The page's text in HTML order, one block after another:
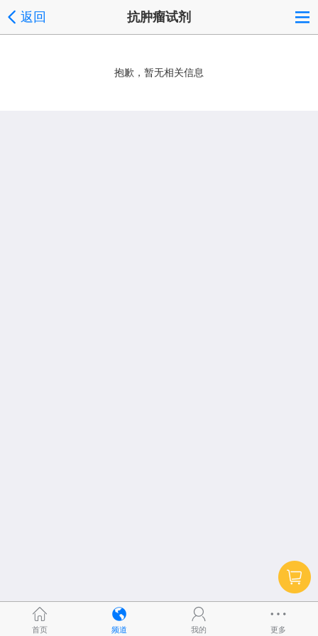
返回 抗肿瘤试剂
抱歉，暂无相关信息
首页 频道 我的 更多